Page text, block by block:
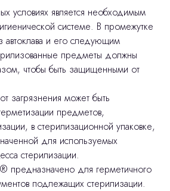
условиях является необходимым
системе. В промежутке
и его следующим
предметы должны
чтобы быть защищенными от
загрязнения может быть
предметов,
в стерилизационной упаковке,
для используемых
стерилизации.
предназначено для герметичного
подлежащих стерилизации.